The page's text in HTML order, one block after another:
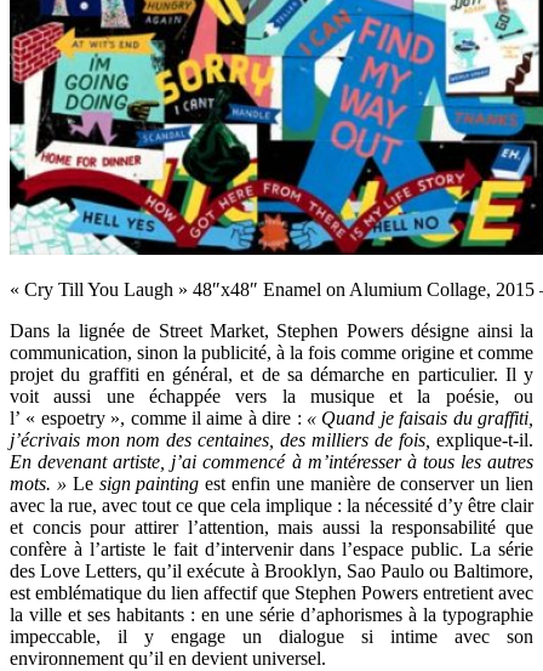
« Cry Till You Laugh » 48″x48″ Enamel on Alumium Collage,
Dans la lignée de Street Market, Stephen Powers désigne ainsi la
communication, sinon la publicité, à la fois comme origine et comme
projet du graffiti en général, et de sa démarche en particulier. Il y
voit aussi une échappée vers la musique et la poésie, ou
l’ « espoetry », comme il aime à dire : « Quand je faisais du graffiti,
j’écrivais mon nom des centaines, des milliers de fois, explique-t-il.
En devenant artiste, j’ai commencé à m’intéresser à tous les autres
mots. » Le sign painting est enfin une manière de conserver un lien
avec la rue, avec tout ce que cela implique : la nécessité d’y être clair
et concis pour attirer l’attention, mais aussi la responsabilité que
confère à l’artiste le fait d’intervenir dans l’espace public. La série
des Love Letters, qu’il exécute à Brooklyn, Sao Paulo ou Baltimore,
est emblématique du lien affectif que Stephen Powers entretient avec
la ville et ses habitants : en une série d’aphorismes à la typographie
impeccable, il y engage un dialogue si intime avec son
environnement qu’il en devient universel.